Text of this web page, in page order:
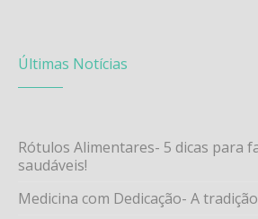
Últimas Notícias
Rótulos Alimentares- 5 dicas para
saudáveis!
Medicina com Dedicação- A